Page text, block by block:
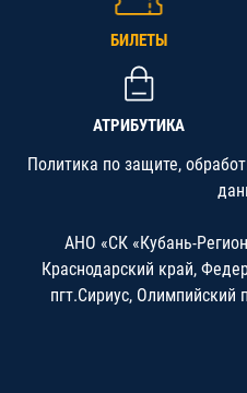
БИЛЕТЫ
АТРИБУТИКА
Политика по защите,
АНО «СК «Кубань-
Краснодарский край,
пгт.Сириус, Олимпийский